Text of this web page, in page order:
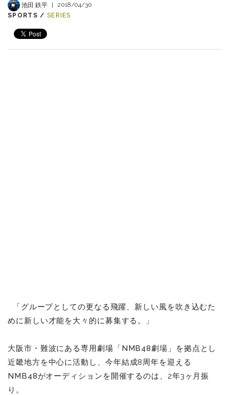
池田 鉄平 |
2018/04/30
SPORTS / SERIES
「グループとしての更なる飛躍、新しい風を吹き込むた
めに新しい才能を大々的に募集する。」
大阪市 ・ 難波にある専用劇場「NMB48劇場 」を拠点とし
近畿地方を中心に活動し、今年結成8周年を迎える
NMB48がオーディションを開催するのは、2年3ヶ月振
り。